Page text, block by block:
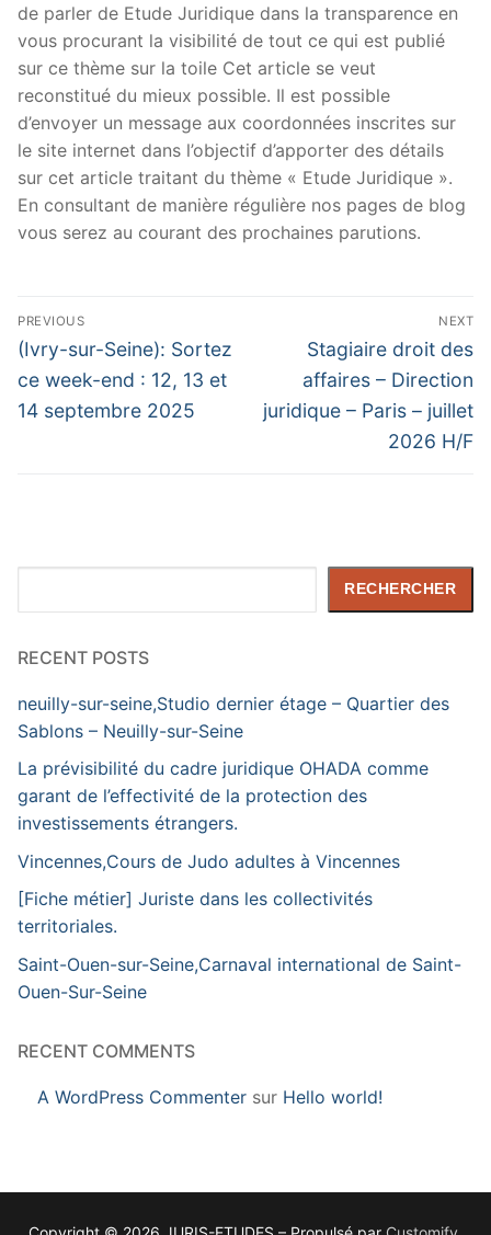
de parler de Etude Juridique dans la transparence en
vous procurant la visibilité de tout ce qui est publié
sur ce thème sur la toile Cet article se veut
reconstitué du mieux possible. Il est possible
d’envoyer un message aux coordonnées inscrites sur
le site internet dans l’objectif d’apporter des détails
sur cet article traitant du thème « Etude Juridique ».
En consultant de manière régulière nos pages de blog
vous serez au courant des prochaines parutions.
Navigation
de
l’article
PREVIOUS
Previous
post:
(Ivry-sur-Seine): Sortez
ce week-end : 12, 13 et
14 septembre 2025
NEXT
Next
post:
Stagiaire droit des
affaires – Direction
juridique – Paris – juillet
2026 H/F
RECHERCHER
RECENT POSTS
neuilly-sur-seine,Studio dernier étage – Quartier des
Sablons – Neuilly-sur-Seine
La prévisibilité du cadre juridique OHADA comme
garant de l’effectivité de la protection des
investissements étrangers.
Vincennes,Cours de Judo adultes à Vincennes
[Fiche métier] Juriste dans les collectivités
territoriales.
Saint-Ouen-sur-Seine,Carnaval international de Saint-
Ouen-Sur-Seine
RECENT COMMENTS
A WordPress Commenter sur Hello world!